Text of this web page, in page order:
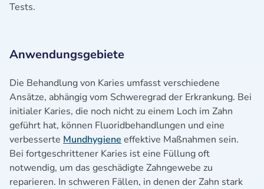
Tests.
Anwendungsgebiete
Die Behandlung von Karies umfasst verschiedene
Ansätze, abhängig vom Schweregrad der Erkrankung. Bei
initialer Karies, die noch nicht zu einem Loch im Zahn
geführt hat, können Fluoridbehandlungen und eine
verbesserte Mundhygiene effektive Maßnahmen sein.
Bei fortgeschrittener Karies ist eine Füllung oft
notwendig, um das geschädigte Zahngewebe zu
reparieren. In schweren Fällen, in denen der Zahn stark